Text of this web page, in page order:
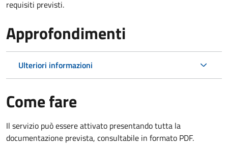
requisiti previsti.
Approfondimenti
Ulteriori informazioni
Come fare
Il servizio può essere attivato presentando tutta la
documentazione prevista, consultabile in formato PDF.